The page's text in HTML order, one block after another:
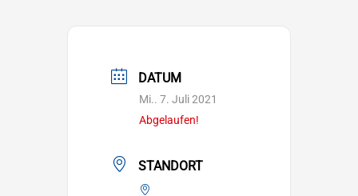
DATUM
Mi.. 7. Juli 2021
Abgelaufen!
STANDORT